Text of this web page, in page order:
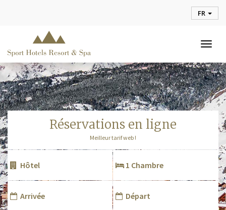
FR
réservations en ligne
Meilleur tarif web !